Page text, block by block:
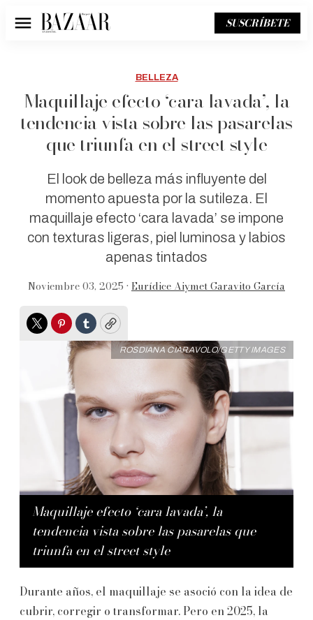
Menú SUSCRÍBETE
BELLEZA
Maquillaje efecto ‘cara lavada’, la
tendencia vista sobre las pasarelas
que triunfa en el street style
El look de belleza más influyente del
momento apuesta por la sutileza. El
maquillaje efecto ‘cara lavada’ se impone
con texturas ligeras, piel luminosa y labios
apenas tintados
Noviembre 03, 2025 • Eurídice Aiymet Garavito García
TwitterPinterest
TumblrCopy
Maquillaje efecto ‘cara lavada’, la
tendencia vista sobre las pasarelas que
triunfa en el street style
ROSDIANA CIARAVOLO/GETTY IMAGES
Durante años, el maquillaje se asoció con la idea de
cubrir, corregir o transformar. Pero en 2025, la